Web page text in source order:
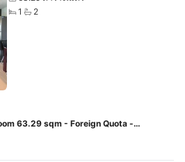
1
2
63.29 sqm - Foreign Quota -